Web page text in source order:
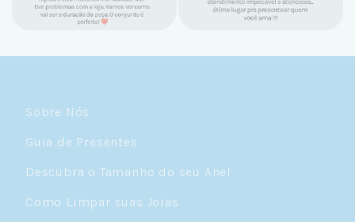
Sobre Nós
Guia de Presentes
Descubra o Tamanho do seu Anel
Como Limpar suas Joias